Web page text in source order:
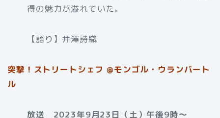
得の魅力が溢れていた。
【語り】井澤詩織
突撃！ストリートシェフ @モンゴル・ウランバート
ル
放送 2023年9月23日（土）午後9時〜